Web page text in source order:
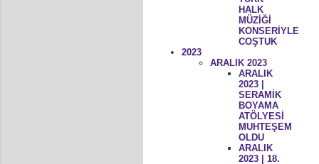
HALK
MÜZİĞİ
KONSERİYLE
COŞTUK
2023
ARALIK 2023
ARALIK
2023 |
SERAMİK
BOYAMA
ATÖLYESİ
MUHTEŞEM
OLDU
ARALIK
2023 | 18.